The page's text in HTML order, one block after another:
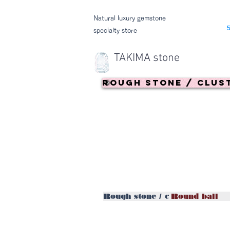
Natural luxury gemstone
specialty store
TAKIMA stone
Rough stone /
Rough stone / clusterRound ball